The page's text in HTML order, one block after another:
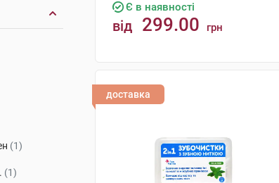
(1)
(1)
Є в наявності
від 299.00 грн
доставка